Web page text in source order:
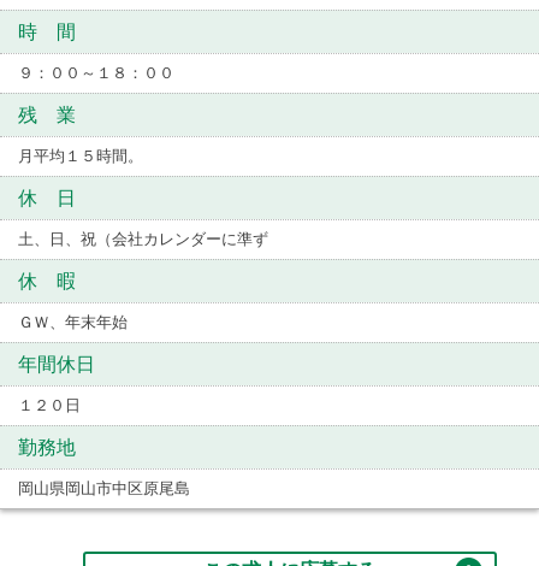
時 間
９：００～１８：００
残 業
月平均１５時間。
休 日
土、日、祝（会社カレンダーに準ず
休 暇
ＧＷ、年末年始
年間休日
１２０日
勤務地
岡山県岡山市中区原尾島